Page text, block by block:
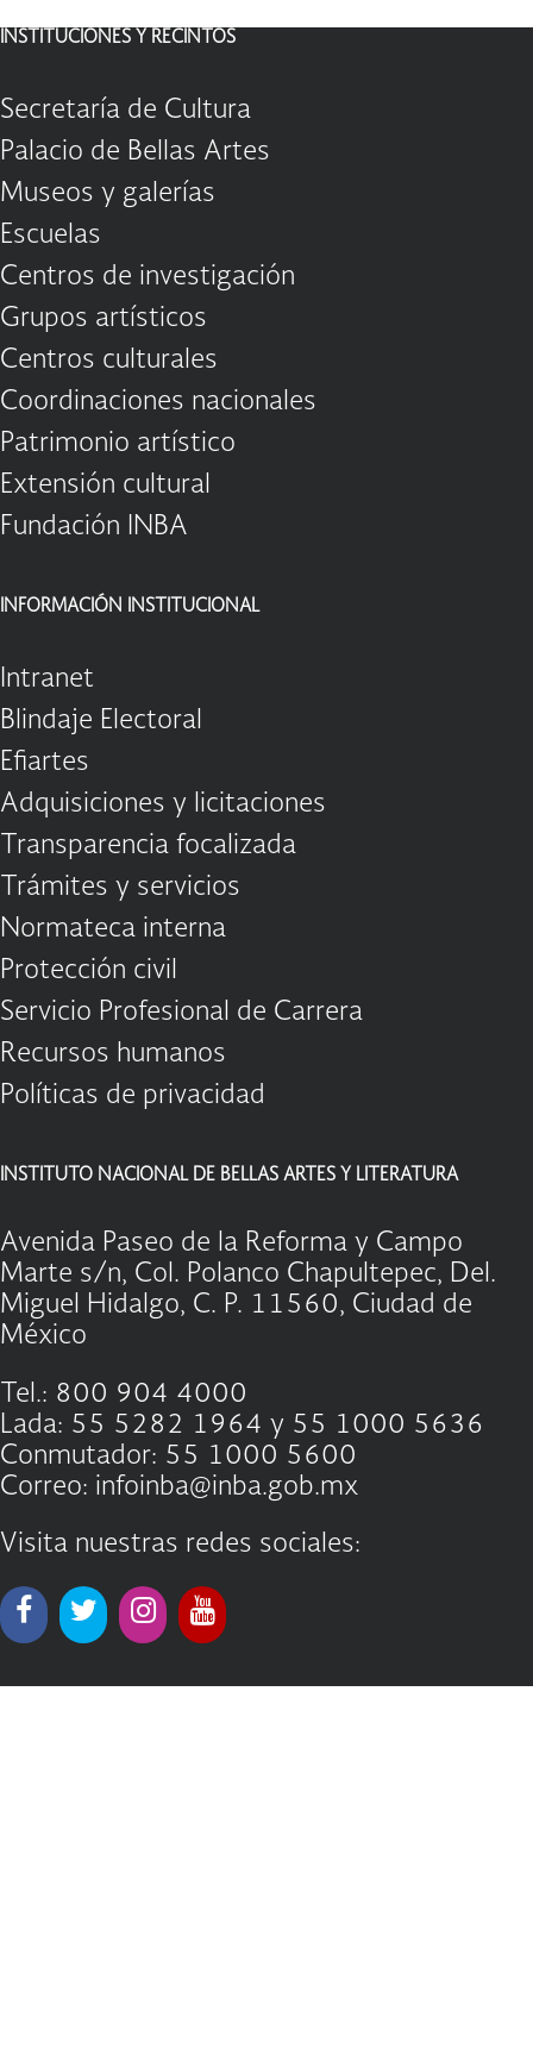
INSTITUCIONES Y RECINTOS
Secretaría de Cultura
Palacio de Bellas Artes
Museos y galerías
Escuelas
Centros de investigación
Grupos artísticos
Centros culturales
Coordinaciones nacionales
Patrimonio artístico
Extensión cultural
Fundación INBA
INFORMACIÓN INSTITUCIONAL
Intranet
Blindaje Electoral
Efiartes
Adquisiciones y licitaciones
Transparencia focalizada
Trámites y servicios
Normateca interna
Protección civil
Servicio Profesional de Carrera
Recursos humanos
Políticas de privacidad
INSTITUTO NACIONAL DE BELLAS ARTES Y LITERATURA
Avenida Paseo de la Reforma y Campo
Marte s/n, Col. Polanco Chapultepec, Del.
Miguel Hidalgo, C. P. 11560, Ciudad de
México
Tel.: 800 904 4000
Lada: 55 5282 1964 y 55 1000 5636
Conmutador: 55 1000 5600
Correo: infoinba@inba.gob.mx
Visita nuestras redes sociales: